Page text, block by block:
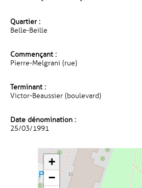
Quartier :
Belle-Beille
Commençant :
Pierre-Melgrani (rue)
Terminant :
Victor-Beaussier (boulevard)
Date dénomination :
25/03/1991
+
−